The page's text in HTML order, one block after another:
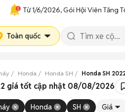
Từ 1/6/2026, Gói Hội Viên Tăng
Toàn quốc
Honda Honda SH Honda SH
giá tốt cập nhật 08/08/2026
Honda SH Giá